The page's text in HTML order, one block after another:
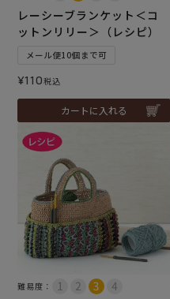
レーシーブランケット＜コ
ットンリリー＞（レシピ）
メール便10個まで可
¥110税込
カートに入れる
難易度：